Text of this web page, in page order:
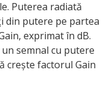
Puterea radiată
din putere pe partea
exprimat în dB.
semnal cu putere
crește factorul Gain